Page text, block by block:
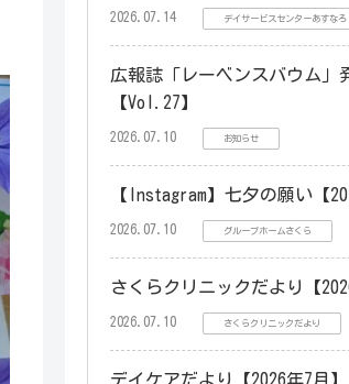
2026.07.14 デイサービスセンターあすなろ
広報誌「レーベンスバウム」
【Vol.27】
2026.07.10 お知らせ
【Instagram】七夕の願い【
2026.07.10 グループホームさくら
さくらクリニックだより【
2026.07.10 さくらクリニックだより
デイケアだより【2026年7月】